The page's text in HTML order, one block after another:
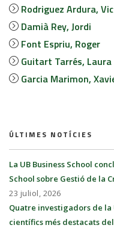
Rodriguez Ardura,
Damià Rey, Jordi
Font Espriu, Roger
Guitart Tarrés, Laura
Garcia Marimon,
ÚLTIMES NOTÍCIES
La UB Business School
School sobre Gestió de la
23 juliol, 2026
Quatre investigadors de la
científics més destacats